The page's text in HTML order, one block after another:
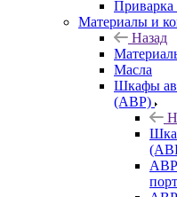
Материалы и
Назад
Масла
Шкафы
(АВР)
АВР